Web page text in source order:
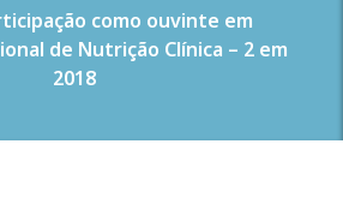
como ouvinte em
de Nutrição Clínica – 2 em
2018